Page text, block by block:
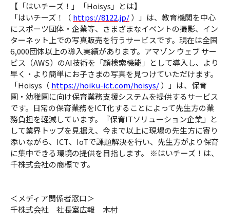
【「はいチーズ！」「Hoisys」とは】
「はいチーズ！（ https://8122.jp/）」は、教育機関を中心
にスポーツ団体・企業等、さまざまなイベントの撮影、イン
ターネット上での写真販売を行うサービスです。現在は全国
6,000団体以上の導入実績があります。アマゾン ウェブ サー
ビス（AWS）のAI技術を「顔検索機能」として導入し、より
早く・より簡単にお子さまの写真を見つけていただけます。
「Hoisys（ https://hoiku-ict.com/hoisys/）」は、保育
園・幼稚園に向け保育業務支援システムを提供するサービス
です。日常の保育業務をICT化することによって先生方の業
務負担を軽減しています。『保育ITソリューション企業』と
して業界トップを見据え、今まで以上に現場の先生方に寄り
添いながら、ICT、IoTで課題解決を行い、先生方がより保育
に集中できる環境の提供を目指します。 ※はいチーズ！は、
千株式会社の商標です。
＜メディア関係者窓口＞
千株式会社 社長室広報 木村